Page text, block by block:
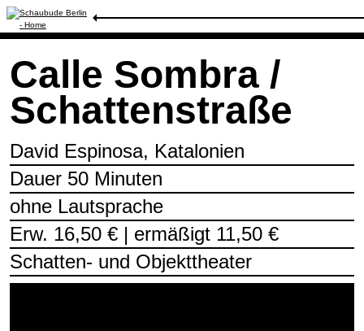
Spielplan/ Calle Sombra / Schattenstraße
Calle Sombra /
Schattenstraße
David Espinosa, Katalonien
Dauer 50 Minuten
ohne Lautsprache
Erw. 16,50 € | ermäßigt 11,50 €
Schatten- und Objekttheater